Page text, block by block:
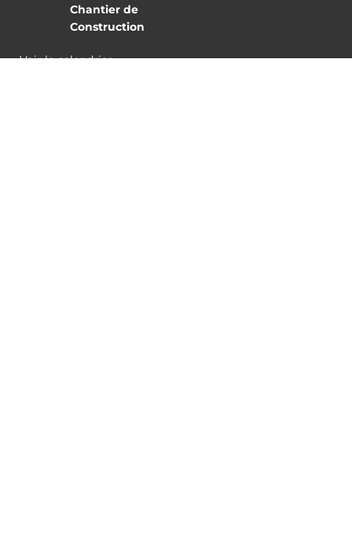
Chantier de
Construction
Voir le calendrier